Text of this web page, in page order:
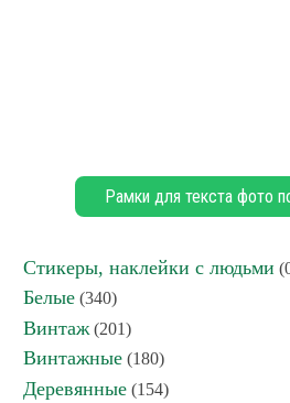
Рамки для текста фото
Стикеры, наклейки с людьми
Белые (340)
Винтаж (201)
Винтажные (180)
Деревянные (154)